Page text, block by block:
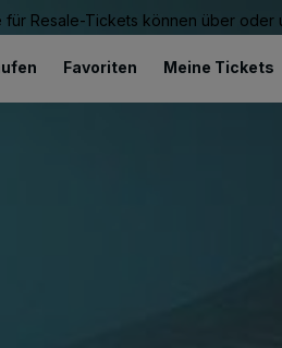
Resale-Tickets können über oder
Favoriten Meine Tickets